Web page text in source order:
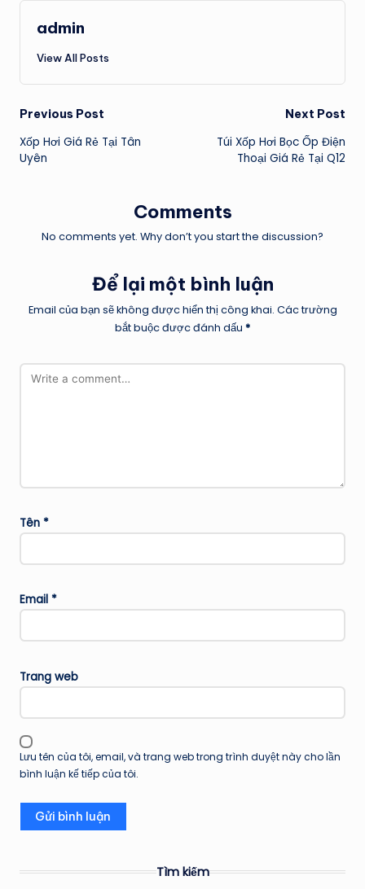
admin
View All Posts
Post
navigation
Previous Post
Xốp Hơi Giá Rẻ Tại Tân
Uyên
Next Post
Túi Xốp Hơi Bọc Ốp Điện
Thoại Giá Rẻ Tại Q12
Comments
No comments yet. Why don’t you start the discussion?
Để lại một bình luận
Email của bạn sẽ không được hiển thị công khai. Các trường
bắt buộc được đánh dấu *
Tên *
Email *
Trang web
Lưu tên của tôi, email, và trang web trong trình duyệt này cho lần
bình luận kế tiếp của tôi.
Tìm kiếm